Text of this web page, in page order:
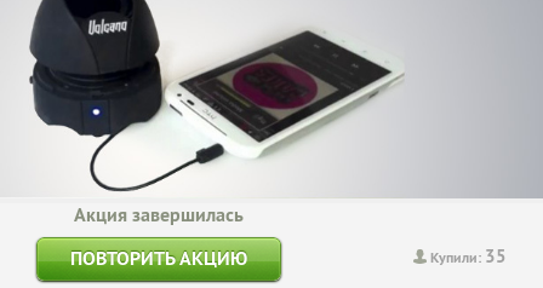
Купили: 35
Акция завершилась
ПОВТОРИТЬ АКЦИЮ